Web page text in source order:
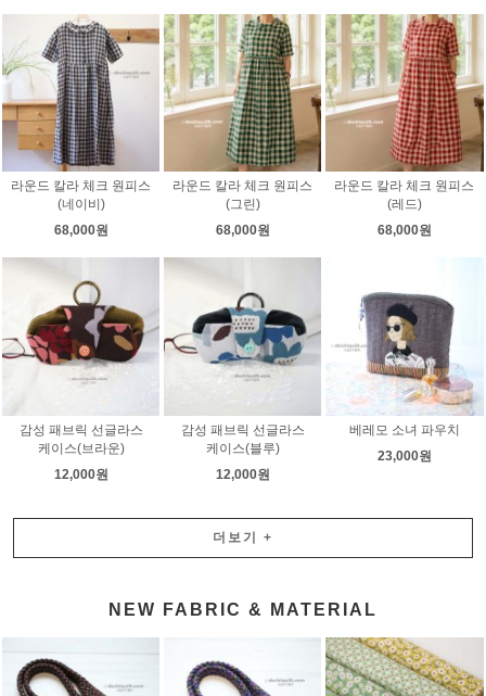
라운드 칼라 체크 원피스
(네이비)
68,000원
라운드 칼라 체크 원피스
(그린)
68,000원
라운드 칼라 체크 원피스
(레드)
68,000원
감성 패브릭 선글라스
케이스(브라운)
12,000원
감성 패브릭 선글라스
케이스(블루)
12,000원
베레모 소녀 파우치
23,000원
더보기 +
NEW FABRIC & MATERIAL